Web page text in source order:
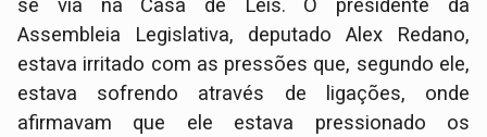
se via na Casa de Leis. O presidente da
Assembleia Legislativa, deputado Alex Redano,
estava irritado com as pressões que, segundo ele,
estava sofrendo através de ligações, onde
afirmavam que ele estava pressionado os